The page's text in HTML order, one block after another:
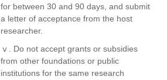
for between 30 and 90 days, and submit
a letter of acceptance from the host
researcher.
ⅴ. Do not accept grants or subsidies
from other foundations or public
institutions for the same research